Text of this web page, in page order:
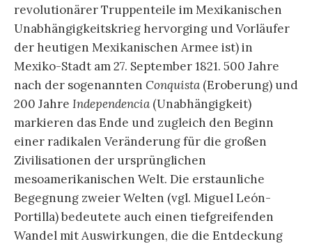
revolutionärer Truppenteile im Mexikanischen
Unabhängigkeitskrieg hervorging und Vorläufer
der heutigen Mexikanischen Armee ist) in
Mexiko-Stadt am 27. September 1821. 500 Jahre
nach der sogenannten Conquista (Eroberung) und
200 Jahre Independencia (Unabhängigkeit)
markieren das Ende und zugleich den Beginn
einer radikalen Veränderung für die großen
Zivilisationen der ursprünglichen
mesoamerikanischen Welt. Die erstaunliche
Begegnung zweier Welten (vgl. Miguel León-
Portilla) bedeutete auch einen tiefgreifenden
Wandel mit Auswirkungen, die die Entdeckung